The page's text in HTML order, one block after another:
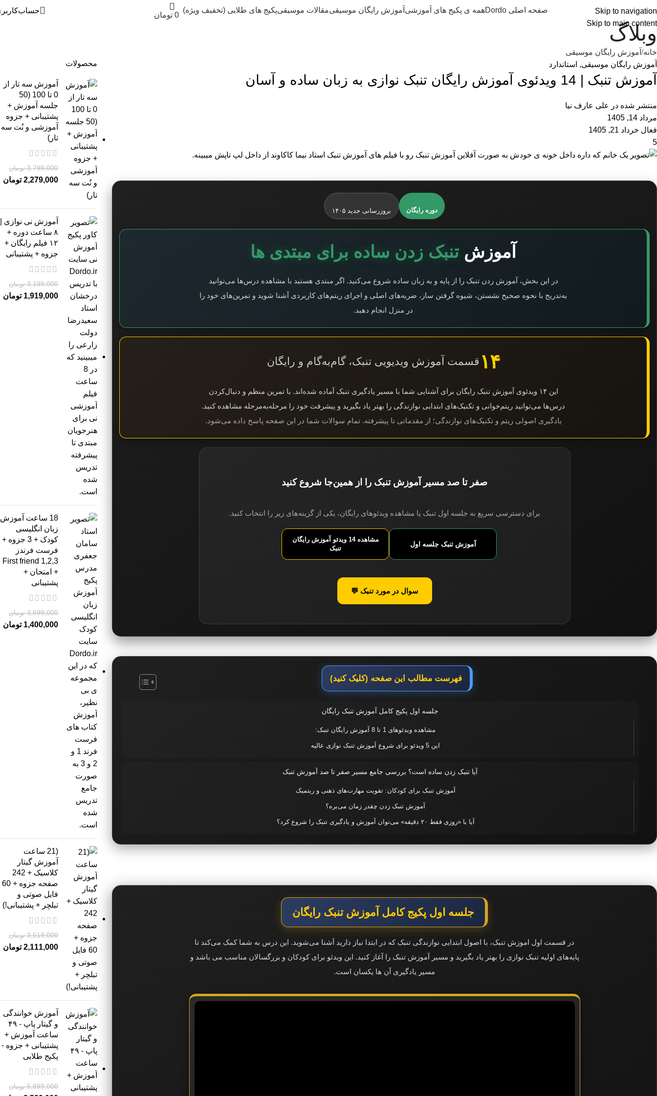
Skip to navigation
Skip to main content
صفحه اصلی Dordo همه ی پکیج های آموزشی آموزش رایگان موسیقیمقالات موسیقیپکیج های طلایی (تخفیف ویژه)
0 تومان
وبلاگ
خانه آموزش رایگان موسیقی
آموزش رایگان موسیقی, استاندارد
آموزش تنبک | 14 ویدئوی آموزش رایگان تنبک نوازی به زبان ساده و آسان
منتشر شده در
علی عارف نیا
مرداد 14, 1405
فعال خرداد 21, 1405
5
دوره رایگان بروزرسانی جدید ۱۴۰۵
آموزش تنبک زدن ساده برای مبتدی ها
در این بخش، آموزش زدن تنبک را از پایه و به زبان ساده شروع می‌کنید. اگر مبتدی هستید با مشاهده درس‌ها می‌توانید
به‌تدریج با نحوه صحیح نشستن، شیوه گرفتن ساز، ضربه‌های اصلی و اجرای ریتم‌های کاربردی آشنا شوید و تمرین‌های خود را
در منزل انجام دهید.
۱۴ قسمت آموزش ویدیویی تنبک، گام‌به‌گام و رایگان
این ۱۴ ویدئوی آموزش تنبک رایگان برای آشنایی شما با مسیر یادگیری تنبک آماده شده‌اند. با تمرین منظم و دنبال‌کردن
درس‌ها می‌توانید ریتم‌خوانی و تکنیک‌های ابتدایی نوازندگی را بهتر یاد بگیرید و پیشرفت خود را مرحله‌به‌مرحله مشاهده کنید.
یادگیری اصولی ریتم و تکنیک‌های نوازندگی؛ از مقدماتی تا پیشرفته. تمام سوالات شما در این صفحه پاسخ داده می‌شود.
صفر تا صد مسیر آموزش تنبک را از همین‌جا شروع کنید
برای دسترسی سریع به جلسه اول تنبک یا مشاهده ویدئوهای رایگان، یکی از گزینه‌های زیر را انتخاب کنید.
آموزش تنبک جلسه اول
مشاهده 14 ویدئو آموزش رایگان
تنبک
سوال در مورد تنبک 💬
فهرست مطالب این صفحه (کلیک کنید)
جلسه اول پکیج کامل آموزش تنبک رایگان
مشاهده ویدئوهای 1 تا 8 آموزش رایگان تنبک:
این 5 ویدئو برای شروع آموزش تنبک نوازی عالیه
آیا تنبک زدن ساده است؟ بررسی جامع مسیر صفر تا صد آموزش تنبک
آموزش تنبک برای کودکان: تقویت مهارت‌های ذهنی و ریتمیک
آموزش تنبک زدن چقدر زمان می‌بره؟
آیا با «روزی فقط ۲۰ دقیقه» می‌توان آموزش و یادگیری تنبک را شروع کرد؟
جلسه اول پکیج کامل آموزش تنبک رایگان
در قسمت اول اموزش تنبک، با اصول ابتدایی نوازندگی تنبک که در ابتدا نیاز دارید آشنا می‌شوید. این درس به شما کمک می‌کند تا
پایه‌های اولیه تنبک نوازی را بهتر یاد بگیرید و مسیر آموزش تنبک را آغاز کنید. این ویدئو برای کودکان و بزرگسالان مناسب می باشد و
مسیر یادگیری آن ها یکسان است.
محصولات
آموزش سه تار از
0 تا 100 (50
جلسه آموزش +
پشتیبانی + جزوه
آموزشی و نُت سه
تار)
3,799,000 تومان
2,279,000 تومان
آموزش نی نوازی |
۸ ساعت دوره +
۱۲ فیلم رایگان +
جزوه + پشتیبانی
3,199,000 تومان
1,919,000 تومان
18 ساعت آموزش
زبان انگلیسی
کودک + 3 جزوه +
فرست فرندز
2,3,First friend 1
+ امتحان +
پشتیبانی
3,699,000 تومان
1,400,000 تومان
(21 ساعت
آموزش گیتار
کلاسیک + 242
صفحه جزوه + 60
فایل صوتی و
تبلچر + پشتیبانی!)
3,519,000 تومان
2,111,000 تومان
آموزش خوانندگی
و گیتار پاپ - ۴۹
ساعت آموزش +
پشتیبانی + جزوه -
پکیج طلایی
5,899,000 تومان